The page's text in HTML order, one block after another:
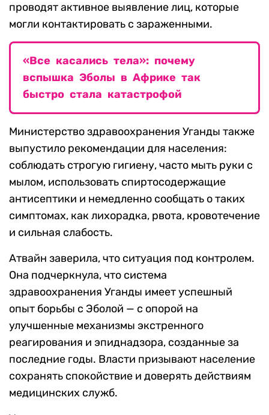
проводят активное выявление лиц, которые
могли контактировать с зараженными.
«Все касались тела»: почему
вспышка Эболы в Африке так
быстро стала катастрофой
Министерство здравоохранения Уганды также
выпустило рекомендации для населения:
соблюдать строгую гигиену, часто мыть руки с
мылом, использовать спиртосодержащие
антисептики и немедленно сообщать о таких
симптомах, как лихорадка, рвота, кровотечение
и сильная слабость.
Атвайн заверила, что ситуация под контролем.
Она подчеркнула, что система
здравоохранения Уганды имеет успешный
опыт борьбы с Эболой — с опорой на
улучшенные механизмы экстренного
реагирования и эпиднадзора, созданные за
последние годы. Власти призывают население
сохранять спокойствие и доверять действиям
медицинских служб.